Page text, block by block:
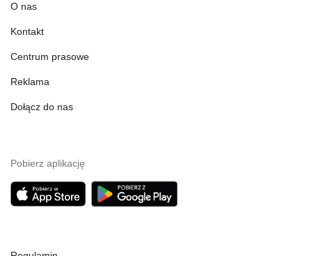
O nas
Kontakt
Centrum prasowe
Reklama
Dołącz do nas
Pobierz aplikację